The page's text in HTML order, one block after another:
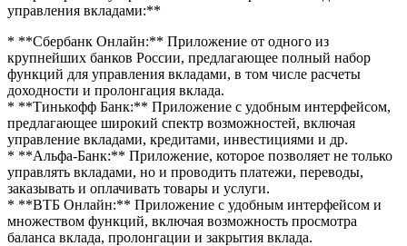
управления вкладами:**
* **Сбербанк Онлайн:** Приложение от одного из
крупнейших банков России, предлагающее полный набор
функций для управления вкладами, в том числе расчеты
доходности и пролонгация вклада.
* **Тинькофф Банк:** Приложение с удобным интерфейсом,
предлагающее широкий спектр возможностей, включая
управление вкладами, кредитами, инвестициями и др.
* **Альфа-Банк:** Приложение, которое позволяет не только
управлять вкладами, но и проводить платежи, переводы,
заказывать и оплачивать товары и услуги.
* **ВТБ Онлайн:** Приложение с удобным интерфейсом и
множеством функций, включая возможность просмотра
баланса вклада, пролонгации и закрытия вклада.